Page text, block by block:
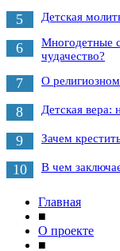
5 Детская
6
Многодетные
чудачество?
7 О
8 Детская вера:
9 Зачем
10 В чем
Главная
■
О проекте
■